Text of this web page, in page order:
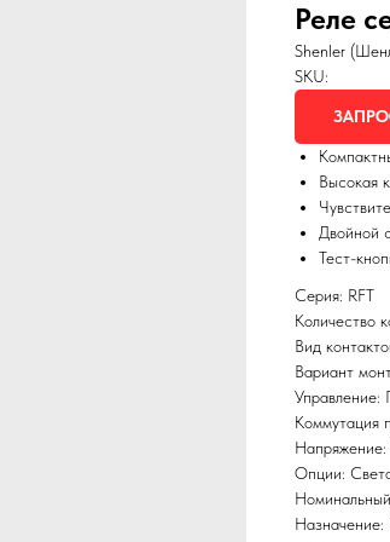
Реле
Shenler
SKU:
Высокая
Двойной
Тест-
Серия: RFT
Количество
Вид
Вариант
Управление:
Коммутация
Опции: